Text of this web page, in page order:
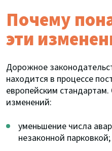
Почему
эти
Дорожное
находится в процессе
европейским
изменений:
уменьшение числа
незаконной парковкой;